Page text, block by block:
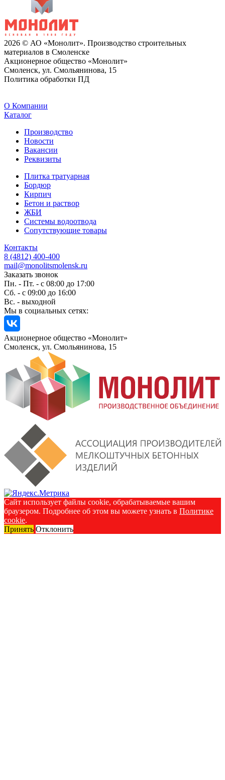
2026 © АО «Монолит». Производство строительных
материалов в Смоленске
Акционерное общество «Монолит»
Смоленск, ул. Смольянинова, 15
Политика обработки ПД
O Компании
Каталог
Производство
Новости
Вакансии
Реквизиты
Плитка тратуарная
Бордюр
Кирпич
Бетон и раствор
ЖБИ
Системы водоотвода
Сопутствующие товары
Контакты
8 (4812) 400-400
mail@monolitsmolensk.ru
Заказать звонок
Пн. - Пт. - с 08:00 до 17:00
Сб. - с 09:00 до 16:00
Вс. - выходной
Мы в социальных сетях:
Акционерное общество «Монолит»
Смоленск, ул. Смольянинова, 15
Сайт использует файлы cookie, обрабатываемые вашим
браузером. Подробнее об этом вы можете узнать в Политике
cookie.
Принять Отклонить